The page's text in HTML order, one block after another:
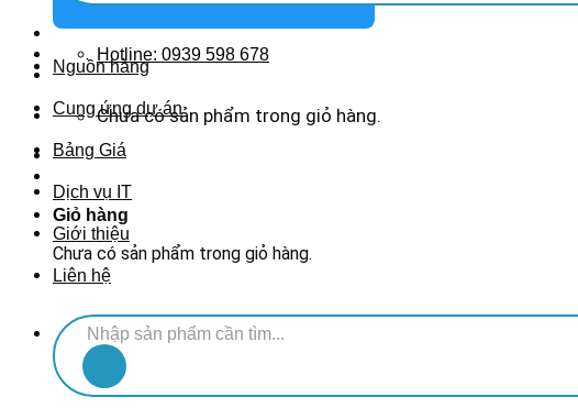
Hotline: 0939 598 678
Chưa có sản phẩm trong giỏ hàng.
Giỏ hàng
Chưa có sản phẩm trong giỏ hàng.
Nguồn hàng
Cung ứng dự án
Bảng Giá
Dịch vụ IT
Giới thiệu
Liên hệ
Tìm
kiếm: